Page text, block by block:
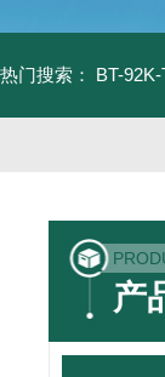
热门搜索： BT-
产